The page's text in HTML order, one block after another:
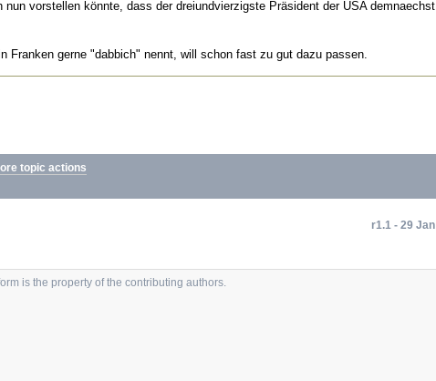
vorstellen könnte, dass der dreiundvierzigste Präsident der USA
Franken gerne "dabbich" nennt, will schon fast zu gut dazu passen.
topic actions
r1.1 - 29
is the property of the contributing authors.